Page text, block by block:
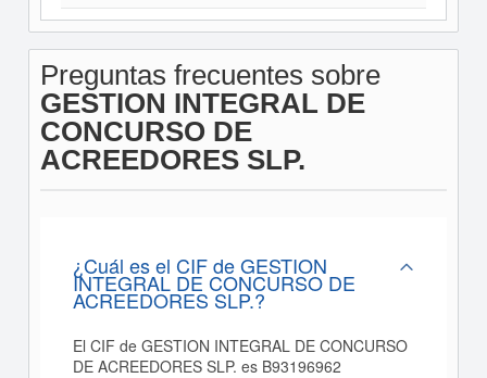
Preguntas frecuentes sobre
GESTION INTEGRAL DE
CONCURSO DE
ACREEDORES SLP.
¿Cuál es el CIF de GESTION
INTEGRAL DE CONCURSO DE
ACREEDORES SLP.?
El CIF de GESTION INTEGRAL DE CONCURSO
DE ACREEDORES SLP. es B93196962